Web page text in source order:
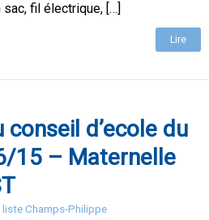
sac, fil électrique, […]
Lire
conseil d’ecole du
15 – Maternelle
liste Champs-Philippe